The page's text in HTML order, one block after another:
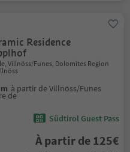
Residence
Villnöss/Funes, Dolomites Region
à partir de Villnöss/Funes
de
Südtirol Guest Pass
À partir de 125€